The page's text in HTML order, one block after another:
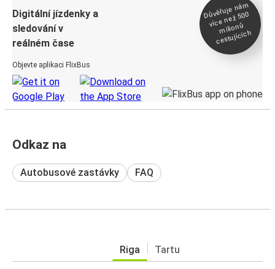
Digitální jízdenky a
sledování v
reálném čase
Objevte aplikaci FlixBus
Důvěřuje ná
m
více než 500
milionů
cestujících
Odkaz na
Autobusové zastávky FAQ
Riga Tartu